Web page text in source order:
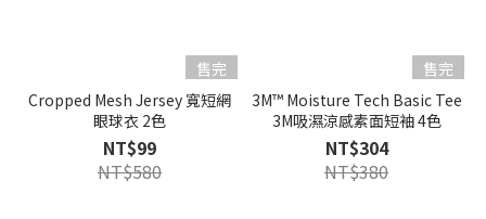
售完
Cropped Mesh Jersey 寬短網
眼球衣 2色
NT$99
NT$580
售完
3M™ Moisture Tech Basic Tee
3M吸濕涼感素面短袖 4色
NT$304
NT$380